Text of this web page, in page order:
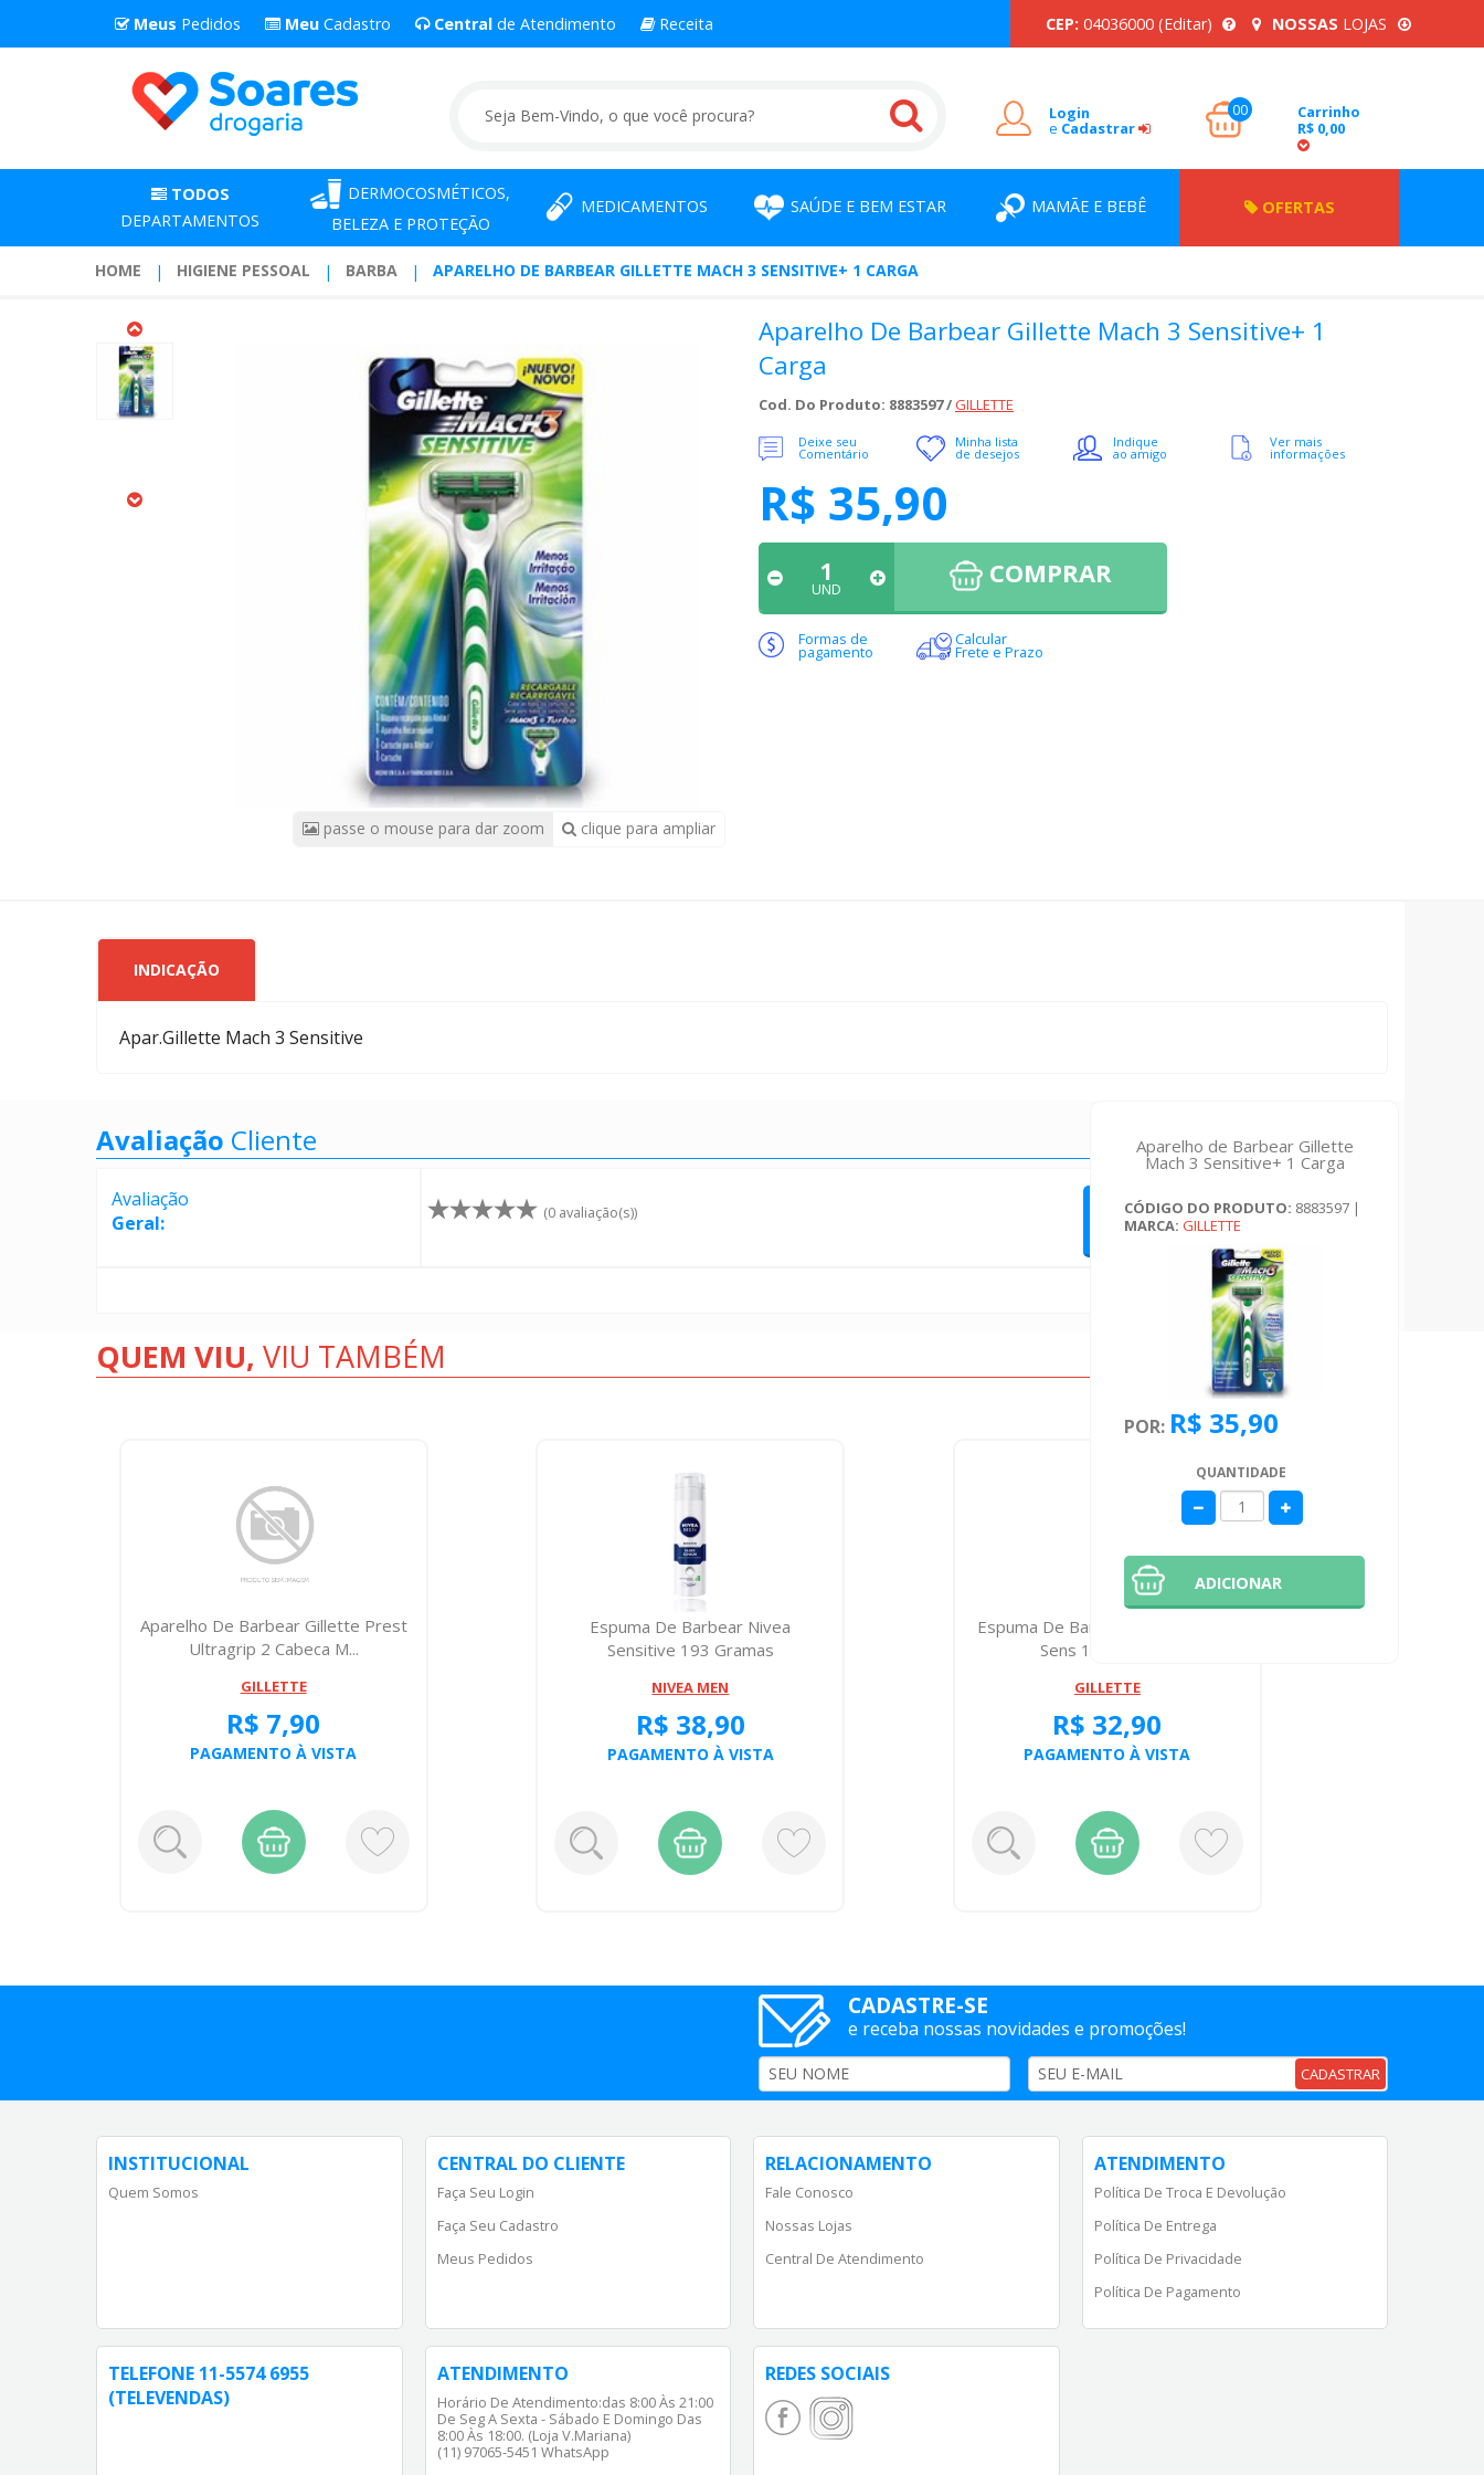
Meus Pedidos Meu Cadastro Central de Atendimento Receita CEP: 04036000 (Editar) NOSSAS LOJAS
Login
e Cadastrar
00
Carrinho
R$ 0,00
TODOS
DEPARTAMENTOS
DERMOCOSMÉTICOS,
BELEZA E PROTEÇÃO
MEDICAMENTOS SAÚDE E BEM ESTAR MAMÃE E BEBÊ OFERTAS
HOME HIGIENE PESSOAL BARBA APARELHO DE BARBEAR GILLETTE MACH 3 SENSITIVE+ 1 CARGA
Aparelho
De
Barbear
passe o mouse para dar zoom clique para ampliar
Aparelho De Barbear Gillette Mach 3 Sensitive+ 1
Carga
Cod. Do Produto: 8883597 / GILLETTE
Deixe seu
Comentário
Minha lista
de desejos
Indique
ao amigo
Ver mais
informações
R$ 35,90
UND COMPRAR
Formas de
pagamento
Calcular
Frete e Prazo
INDICAÇÃO
Apar.Gillette Mach 3 Sensitive
Aparelho de Barbear Gillette
Mach 3 Sensitive+ 1 Carga
CÓDIGO DO PRODUTO: 8883597 |
MARCA: GILLETTE
POR: R$ 35,90
QUANTIDADE
ADICIONAR
Avaliação Cliente
Avaliação
Geral:
(0 avaliação(s)) QUERO FAZER UMA AVALIAÇÃO
QUEM VIU, VIU TAMBÉM
Aparelho De Barbear Gillette Prest
Ultragrip 2 Cabeca M...
GILLETTE
R$ 7,90
PAGAMENTO À VISTA
Espuma De Barbear Nivea
Sensitive 193 Gramas
NIVEA MEN
R$ 38,90
PAGAMENTO À VISTA
Espuma De Barbear Gillette Prest
Sens 150 Gramas
GILLETTE
R$ 32,90
PAGAMENTO À VISTA
CADASTRE-SE
e receba nossas novidades e promoções!
CADASTRAR
INSTITUCIONAL
Quem Somos
CENTRAL DO CLIENTE
Faça Seu Login
Faça Seu Cadastro
Meus Pedidos
RELACIONAMENTO
Fale Conosco
Nossas Lojas
Central De Atendimento
ATENDIMENTO
Política De Troca E Devolução
Política De Entrega
Política De Privacidade
Política De Pagamento
TELEFONE 11-5574 6955
(TELEVENDAS)
ATENDIMENTO
Horário De Atendimento:das 8:00 Às 21:00
De Seg A Sexta - Sábado E Domingo Das
8:00 Às 18:00. (Loja V.Mariana)
(11) 97065-5451 WhatsApp
REDES SOCIAIS